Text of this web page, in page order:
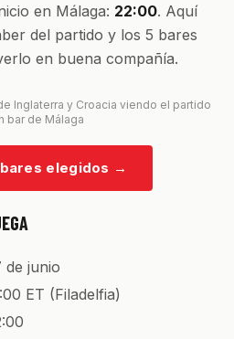
en Málaga: 22:00. Aquí
del partido y los 5 bares
en buena compañía.
Inglaterra y Croacia viendo el partido
bar de Málaga
elegidos →
de junio
ET (Filadelfia)